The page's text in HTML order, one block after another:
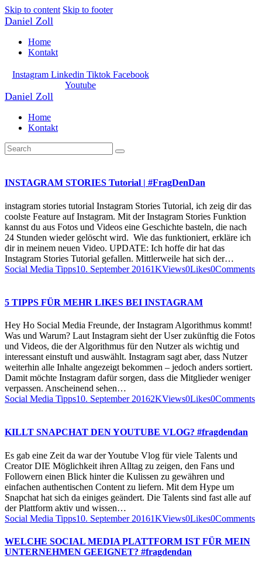
Skip to content Skip to footer
Daniel Zoll
Home
Kontakt
Instagram Linkedin Tiktok Facebook
Youtube
Daniel Zoll
Home
Kontakt
INSTAGRAM STORIES Tutorial | #FragDenDan
instagram stories tutorial Instagram Stories Tutorial, ich zeig dir das
coolste Feature auf Instagram. Mit der Instagram Stories Funktion
kannst du aus Fotos und Videos eine Geschichte basteln, die nach
24 Stunden wieder gelöscht wird. Wie das funktioniert, erkläre ich
dir in meinem neuen Video. UPDATE: Ich hoffe dir hat das
Instagram Stories Tutorial gefallen. Mittlerweile hat sich der…
Social Media Tipps10. September 20161KViews0Likes0Comments
5 TIPPS FÜR MEHR LIKES BEI INSTAGRAM
Hey Ho Social Media Freunde, der Instagram Algorithmus kommt!
Was und Warum? Laut Instagram sieht der User zukünftig die Fotos
und Videos, die der Algorithmus für den Nutzer als wichtig und
interessant einstuft und auswählt. Instagram sagt aber, dass Nutzer
weiterhin alle Inhalte angezeigt bekommen – jedoch anders sortiert.
Damit möchte Instagram dafür sorgen, dass die Mitglieder weniger
verpassen. Anscheinend sehen…
Social Media Tipps10. September 20162KViews0Likes0Comments
KILLT SNAPCHAT DEN YOUTUBE VLOG? #fragdendan
Es gab eine Zeit da war der Youtube Vlog für viele Talents und
Creator DIE Möglichkeit ihren Alltag zu zeigen, den Fans und
Followern einen Blick hinter die Kulissen zu gewähren und
einfachen authentischen Content zu liefern. Mit dem Hype um
Snapchat hat sich da einiges geändert. Die Talents sind fast alle auf
der Plattform aktiv und wissen…
Social Media Tipps10. September 20161KViews0Likes0Comments
WELCHE SOCIAL MEDIA PLATTFORM IST FÜR MEIN
UNTERNEHMEN GEEIGNET? #fragdendan